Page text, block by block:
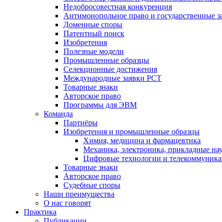
Недобросовестная конкуренция
Антимонопольное право и государственные
Доменные споры
Патентный поиск
Изобретения
Полезные модели
Промышленные образцы
Селекционные достижения
Международные заявки PCT
Товарные знаки
Авторское право
Программы для ЭВМ
Команда
Партнёры
Изобретения и промышленные образцы
Химия, медицина и фармацевтика
Механика, электроника, прикладные
Цифровые технологии и
Товарные знаки
Авторское право
Судебные споры
Наши преимущества
О нас говорят
Практика